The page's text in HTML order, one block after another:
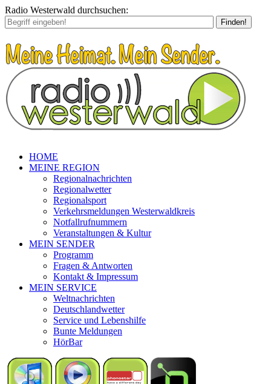
Radio Westerwald durchsuchen:
Finden!
HOME
MEINE REGION
Regionalnachrichten
Regionalwetter
Regionalsport
Verkehrsmeldungen Westerwaldkreis
Notfallrufnummern
Veranstaltungen & Kultur
MEIN SENDER
Programm
Fragen & Antworten
Kontakt & Impressum
MEIN SERVICE
Weltnachrichten
Deutschlandwetter
Service und Lebenshilfe
Bunte Meldungen
HörBar